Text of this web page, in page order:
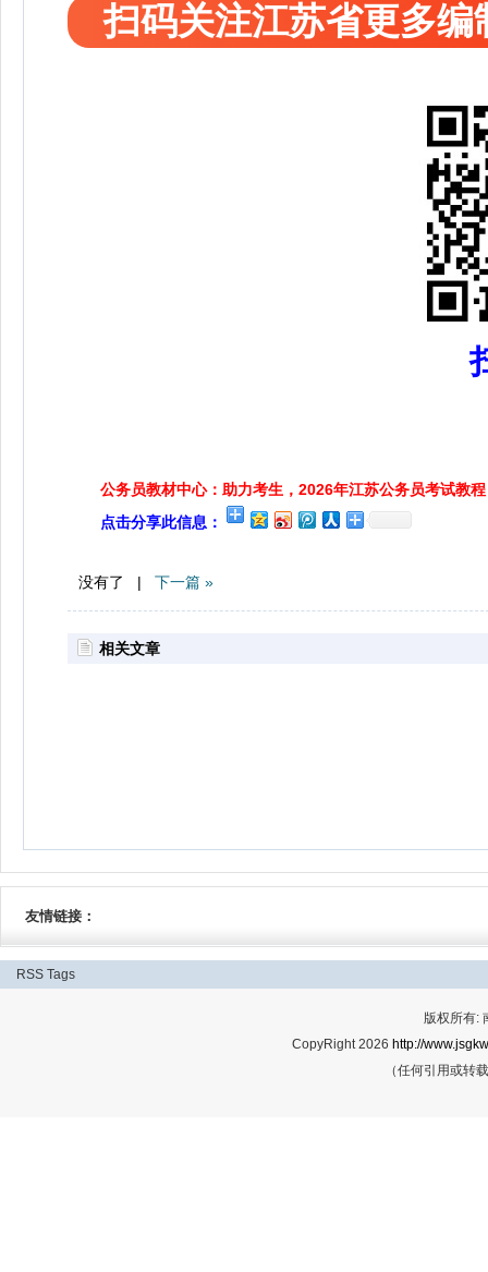
扫码关注江苏省更多
公务员教材中心：助力考生，2026年江苏公务员考试教程
点击分享此信息：
没有了 | 下一篇 »
相关文章
友情链接：
RSS Tags
版权所有:
CopyRight 2026 http://
（任何引用或转